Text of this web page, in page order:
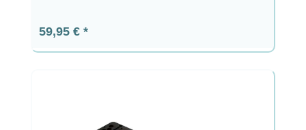
Prix régulier :
59,95 €